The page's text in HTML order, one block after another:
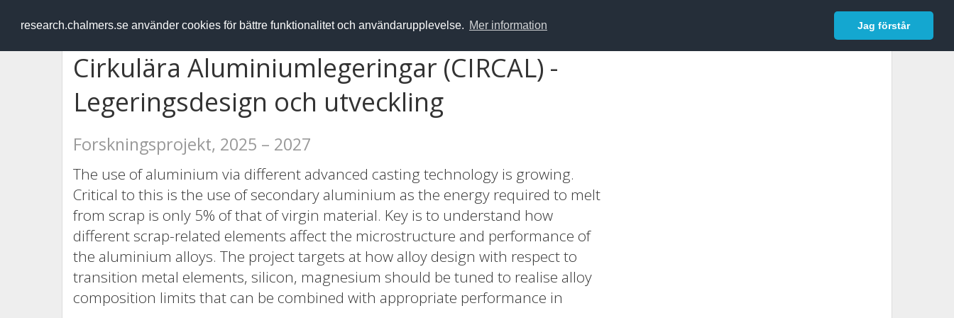
research.chalmers.se använder cookies för bättre funktionalitet och användarupplevelse. Mer information Jag förstår
RESEARCH.chalmers.se Logga in
Cirkulära Aluminiumlegeringar (CIRCAL) -
Legeringsdesign och utveckling
Forskningsprojekt, 2025 – 2027
The use of aluminium via different advanced casting technology is growing.
Critical to this is the use of secondary aluminium as the energy required to melt
from scrap is only 5% of that of virgin material. Key is to understand how
different scrap-related elements affect the microstructure and performance of
the aluminium alloys. The project targets at how alloy design with respect to
transition metal elements, silicon, magnesium should be tuned to realise alloy
composition limits that can be combined with appropriate performance in